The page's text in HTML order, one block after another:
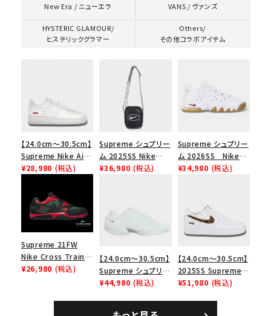
New Era / ニューエラ VANS / ヴァンズ
HYSTERIC GLAMOUR/
ヒステリックグラマー
Others/
その他コラボアイテム
【24.0cm～30.5cm】
Supreme Nike Air
Force 1 Low シュプ
ース１スニーカー シ
ューズ ホワイト
¥28,980 (税込)
Supreme シュプリー
ム 2025SS Nike
Leather Shoulder
¥36,980 (税込)
Supreme シュプリー
ム 2026SS Nike
SB Air Max 2 CB 94
ロー SP ホワイト
¥34,980 (税込)
Supreme 21FW
Nike Cross Trainer
Low ナイキクロスト
¥26,980 (税込)
【24.0cm～30.5cm】
Supreme シュプリー
ム 2023AW Nike
¥44,980 (税込)
【24.0cm～30.5cm】
2025SS Supreme
GOODENOUGH
¥51,980 (税込)